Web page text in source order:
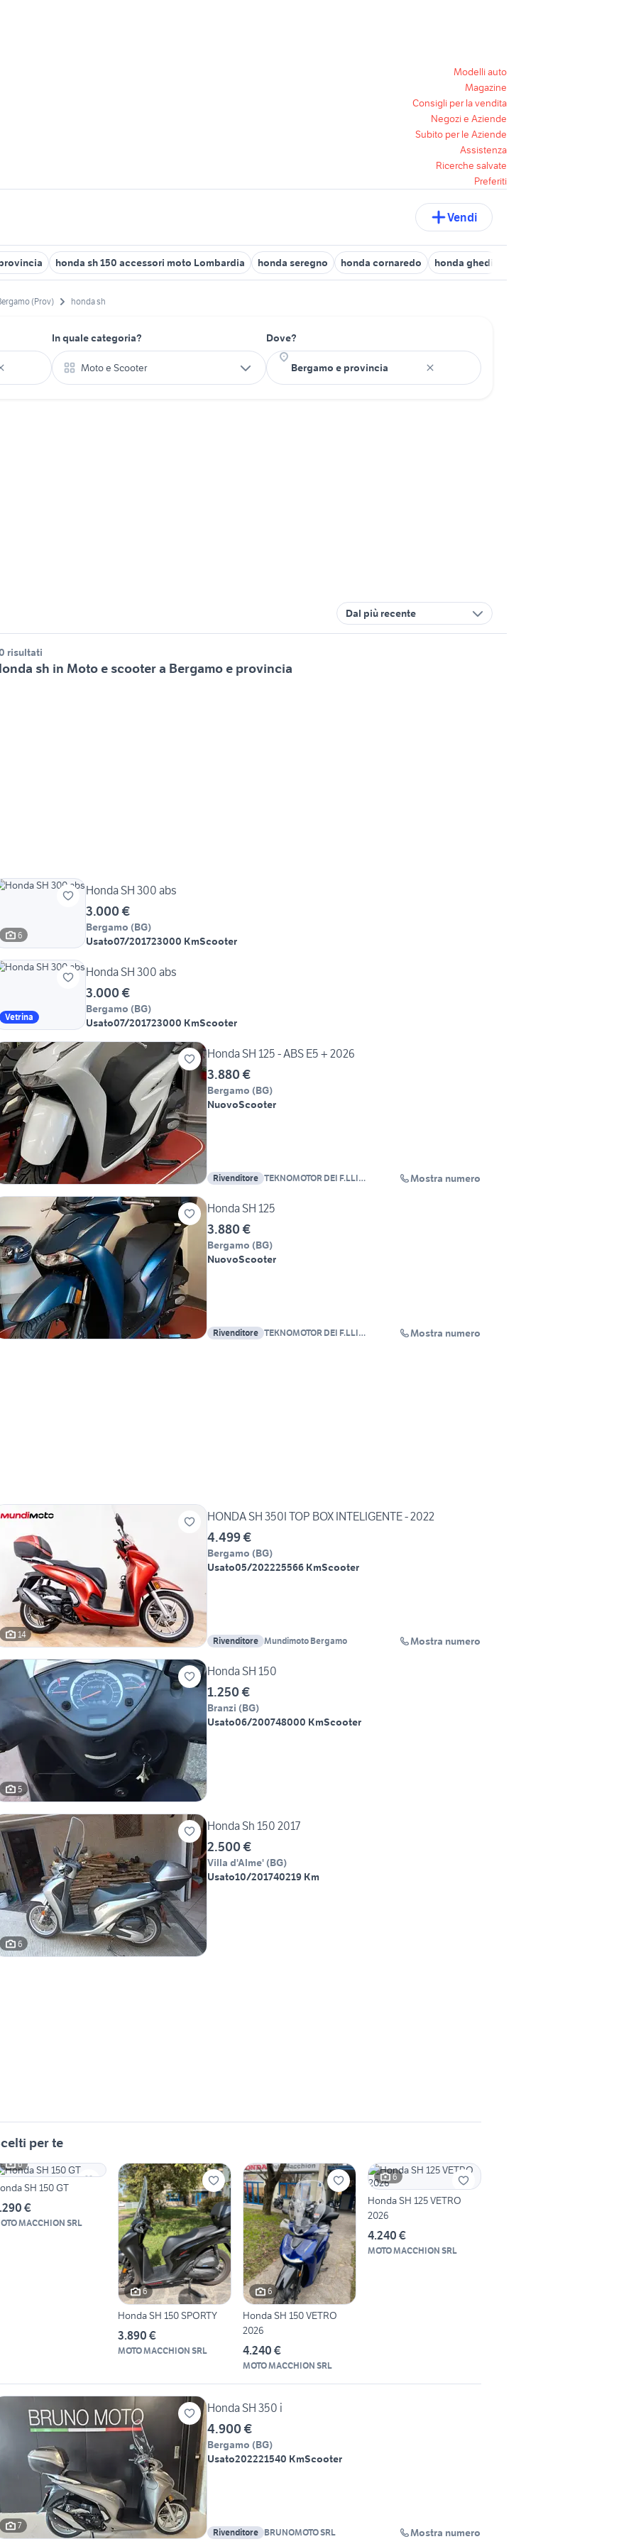
Modelli auto
Magazine
Consigli per la vendita
Negozi e Aziende
Subito per le Aziende
Assistenza
Ricerche salvate
Preferiti
Vendi
honda sh 150 accessori moto Lombardia honda seregno honda cornaredo honda ghedi
(Prov) honda sh
In quale categoria?
Moto e Scooter
Dove?
Dal più recente
risultati
sh in Moto e scooter a Bergamo e provincia
6
Honda SH 300 abs
3.000 €
Bergamo (BG)
Usato07/201723000 KmScooter
Vetrina
Honda SH 300 abs
3.000 €
Bergamo (BG)
Usato07/201723000 KmScooter
Honda SH 125 - ABS E5 + 2026
3.880 €
Bergamo (BG)
NuovoScooter
Rivenditore TEKNOMOTOR DEI F.LLI
Mostra numero
Honda SH 125
3.880 €
Bergamo (BG)
NuovoScooter
Rivenditore TEKNOMOTOR DEI F.LLI
Mostra numero
14
HONDA SH 350I TOP BOX INTELIGENTE - 2022
4.499 €
Bergamo (BG)
Usato05/202225566 KmScooter
Rivenditore Mundimoto Bergamo Mostra numero
5
Honda SH 150
1.250 €
Branzi (BG)
Usato06/200748000 KmScooter
6
Honda Sh 150 2017
2.500 €
Villa d'Alme' (BG)
Usato10/201740219 Km
per te
6
SH 150 GT
€
MACCHION SRL
6
Honda SH 150 SPORTY
3.890 €
MOTO MACCHION SRL
6
Honda SH 150 VETRO
2026
4.240 €
MOTO MACCHION SRL
6
Honda SH 125 VETRO
2026
4.240 €
MOTO MACCHION SRL
7
Honda SH 350 i
4.900 €
Bergamo (BG)
Usato202221540 KmScooter
Rivenditore BRUNOMOTO SRL Mostra numero